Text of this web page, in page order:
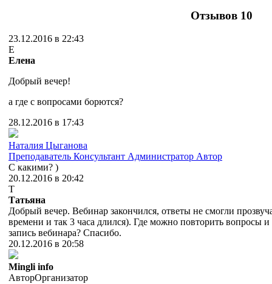
Отзывов 10
23.12.2016 в 22:43
Е
Елена
Добрый вечер!
а где с вопросами борются?
28.12.2016 в 17:43
Наталия Цыганова
Преподаватель Консультант Администратор Автор
С какими? )
20.12.2016 в 20:42
Т
Татьяна
Добрый вечер. Вебинар закончился, ответы не смогли
времени и так 3 часа длился). Где можно повторить вопросы
запись вебинара? Спасибо.
20.12.2016 в 20:58
Mingli info
АвторОрганизатор